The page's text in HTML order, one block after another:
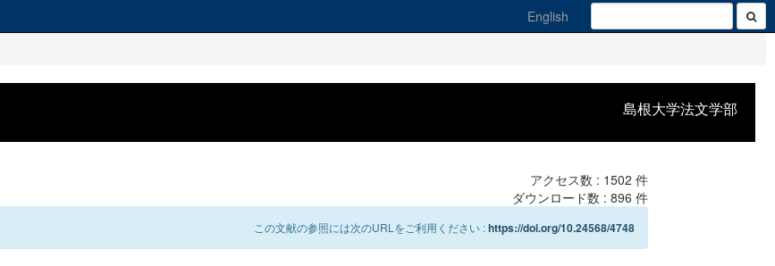
English
島根大学法文学部
アクセス数 : 1502 件
ダウンロード数 : 896 件
この文献の参照には次のURLをご利用ください :https://doi.org/10.24568/4748